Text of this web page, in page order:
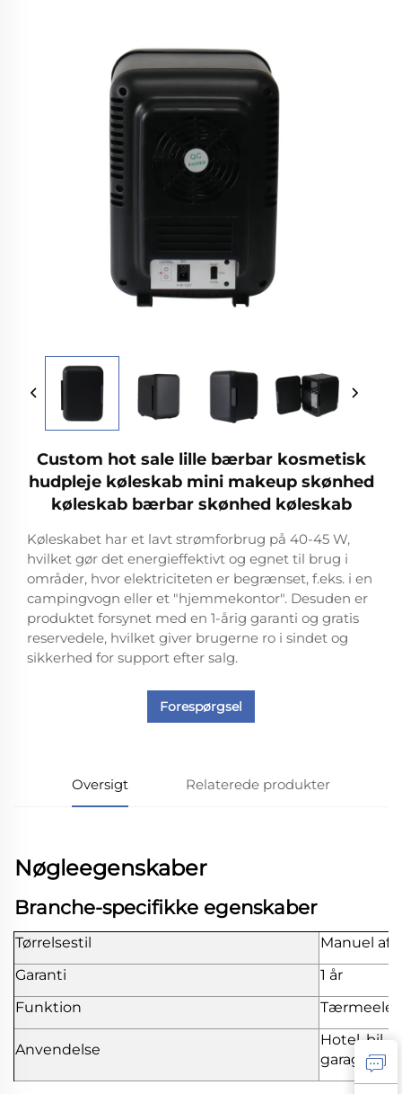
Custom hot sale lille bærbar kosmetisk
hudpleje køleskab mini makeup skønhed
køleskab bærbar skønhed køleskab
Køleskabet har et lavt strømforbrug på 40-45 W,
hvilket gør det energieffektivt og egnet til brug i
områder, hvor elektriciteten er begrænset, f.eks. i en
campingvogn eller et "hjemmekontor". Desuden er
produktet forsynet med en 1-årig garanti og gratis
reservedele, hvilket giver brugerne ro i sindet og
sikkerhed for support efter salg.
Forespørgsel
Oversigt Relaterede produkter
Nøgleegenskaber
Branche-specifikke egenskaber
Tørrelsestil
Manuel
Garanti
1 år
Funktion
Anvendelse
Hotel, bil,
garage,